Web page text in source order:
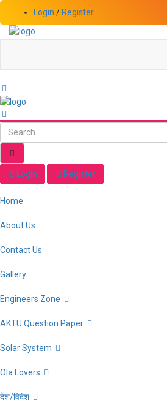
Login / Register
Login Register
Home
About Us
Contact Us
Gallery
Engineers Zone
AKTU Question Paper
Solar System
Ola Lovers
देश/विदेश